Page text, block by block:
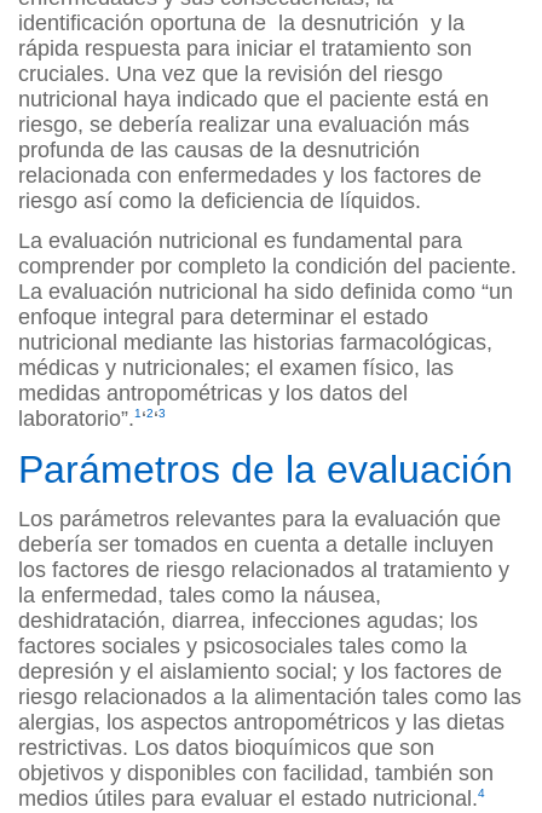
identificación oportuna de la desnutrición y la
rápida respuesta para iniciar el tratamiento son
cruciales. Una vez que la revisión del riesgo
nutricional haya indicado que el paciente está en
riesgo, se debería realizar una evaluación más
profunda de las causas de la desnutrición
relacionada con enfermedades y los factores de
riesgo así como la deficiencia de líquidos.
La evaluación nutricional es fundamental para
comprender por completo la condición del paciente.
La evaluación nutricional ha sido definida como “un
enfoque integral para determinar el estado
nutricional mediante las historias farmacológicas,
médicas y nutricionales; el examen físico, las
medidas antropométricas y los datos del
laboratorio”.1‘2‘3
Parámetros de la evaluación
Los parámetros relevantes para la evaluación que
debería ser tomados en cuenta a detalle incluyen
los factores de riesgo relacionados al tratamiento y
la enfermedad, tales como la náusea,
deshidratación, diarrea, infecciones agudas; los
factores sociales y psicosociales tales como la
depresión y el aislamiento social; y los factores de
riesgo relacionados a la alimentación tales como las
alergias, los aspectos antropométricos y las dietas
restrictivas. Los datos bioquímicos que son
objetivos y disponibles con facilidad, también son
medios útiles para evaluar el estado nutricional.4